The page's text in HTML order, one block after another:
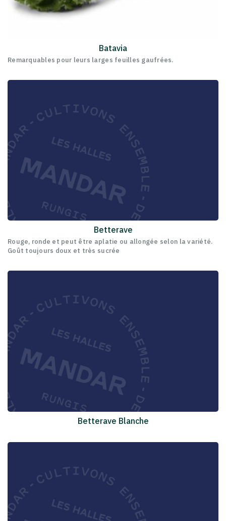
Batavia
Remarquables pour leurs larges feuilles gaufrées.
Betterave
Rouge, ronde et peut être aplatie ou allongée selon la variété.
Goût toujours doux et très sucrée
Betterave Blanche